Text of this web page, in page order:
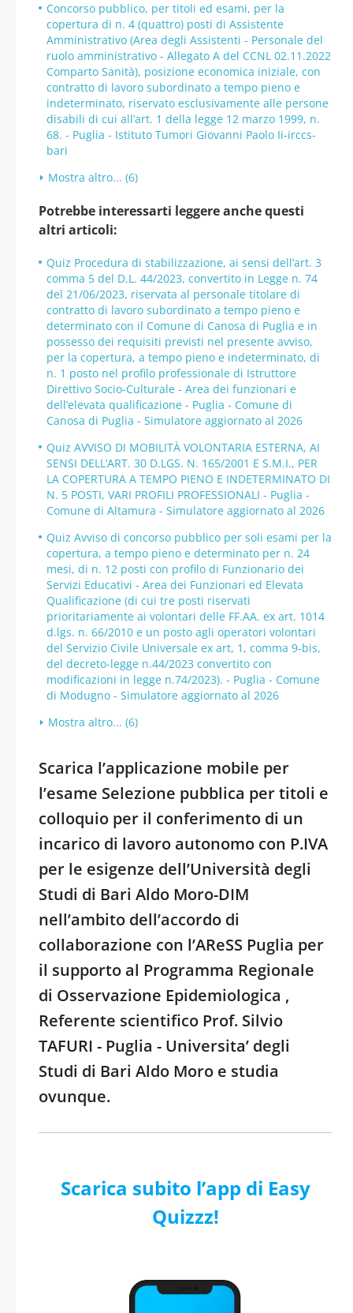
Concorso pubblico, per titoli ed esami, per la
copertura di n. 4 (quattro) posti di Assistente
Amministrativo (Area degli Assistenti - Personale del
ruolo amministrativo - Allegato A del CCNL 02.11.2022
Comparto Sanità), posizione economica iniziale, con
contratto di lavoro subordinato a tempo pieno e
indeterminato, riservato esclusivamente alle persone
disabili di cui all’art. 1 della legge 12 marzo 1999, n.
68. - Puglia - Istituto Tumori Giovanni Paolo Ii-irccs-
bari
Mostra altro... (6)
Potrebbe interessarti leggere anche questi
altri articoli:
Quiz Procedura di stabilizzazione, ai sensi dell’art. 3
comma 5 del D.L. 44/2023, convertito in Legge n. 74
del 21/06/2023, riservata al personale titolare di
contratto di lavoro subordinato a tempo pieno e
determinato con il Comune di Canosa di Puglia e in
possesso dei requisiti previsti nel presente avviso,
per la copertura, a tempo pieno e indeterminato, di
n. 1 posto nel profilo professionale di Istruttore
Direttivo Socio-Culturale - Area dei funzionari e
dell’elevata qualificazione - Puglia - Comune di
Canosa di Puglia - Simulatore aggiornato al 2026
Quiz AVVISO DI MOBILITÀ VOLONTARIA ESTERNA, AI
SENSI DELL’ART. 30 D.LGS. N. 165/2001 E S.M.I., PER
LA COPERTURA A TEMPO PIENO E INDETERMINATO DI
N. 5 POSTI, VARI PROFILI PROFESSIONALI - Puglia -
Comune di Altamura - Simulatore aggiornato al 2026
Quiz Avviso di concorso pubblico per soli esami per la
copertura, a tempo pieno e determinato per n. 24
mesi, di n. 12 posti con profilo di Funzionario dei
Servizi Educativi - Area dei Funzionari ed Elevata
Qualificazione (di cui tre posti riservati
prioritariamente ai volontari delle FF.AA. ex art. 1014
d.lgs. n. 66/2010 e un posto agli operatori volontari
del Servizio Civile Universale ex art, 1, comma 9-bis,
del decreto-legge n.44/2023 convertito con
modificazioni in legge n.74/2023). - Puglia - Comune
di Modugno - Simulatore aggiornato al 2026
Mostra altro... (6)
Scarica l’applicazione mobile per
l’esame Selezione pubblica per titoli e
colloquio per il conferimento di un
incarico di lavoro autonomo con P.IVA
per le esigenze dell’Università degli
Studi di Bari Aldo Moro-DIM
nell’ambito dell’accordo di
collaborazione con l’AReSS Puglia per
il supporto al Programma Regionale
di Osservazione Epidemiologica ,
Referente scientifico Prof. Silvio
TAFURI - Puglia - Universita’ degli
Studi di Bari Aldo Moro e studia
ovunque.
Scarica subito l’app di Easy
Quizzz!